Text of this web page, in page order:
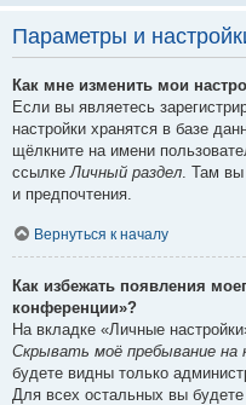
Параметры и
Как мне изменить мои
Если вы являетесь
настройки хранятся в базе
щёлкните на имени
ссылке Личный раздел . Там
и предпочтения.
Вернуться к началу
Как избежать появления
конференции»?
На вкладке «Личные
Скрывать моё пребывание на
будете видны только
Для всех остальных вы